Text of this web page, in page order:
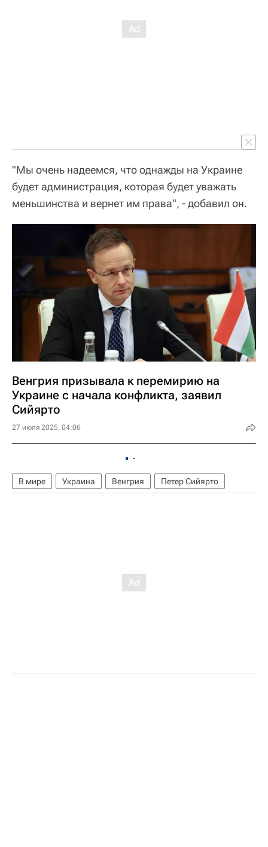
"Мы очень надеемся, что однажды на Украине
будет администрация, которая будет уважать
меньшинства и вернет им права", - добавил он.
Венгрия призывала к перемирию на
Украине с начала конфликта, заявил
Сийярто
27 июля 2025, 04:06
В мире Украина Венгрия Петер Сийярто